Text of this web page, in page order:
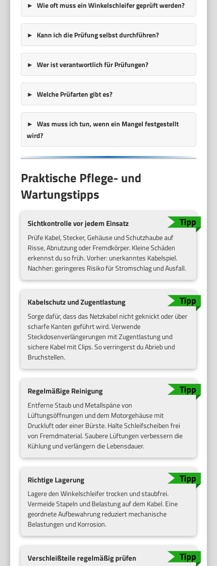
Wie oft muss ein Winkelschleifer geprüft werden?
Kann ich die Prüfung selbst durchführen?
Wer ist verantwortlich für Prüfungen?
Welche Prüfarten gibt es?
Was muss ich tun, wenn ein Mangel festgestellt
wird?
Praktische Pflege- und
Wartungstipps
Sichtkontrolle vor jedem Einsatz
Prüfe Kabel, Stecker, Gehäuse und Schutzhaube auf
Risse, Abnutzung oder Fremdkörper. Kleine Schäden
erkennst du so früh. Vorher: unerkanntes Kabelspiel.
Nachher: geringeres Risiko für Stromschlag und Ausfall.
Kabelschutz und Zugentlastung
Sorge dafür, dass das Netzkabel nicht geknickt oder über
scharfe Kanten geführt wird. Verwende
Steckdosenverlängerungen mit Zugentlastung und
sichere Kabel mit Clips. So verringerst du Abrieb und
Bruchstellen.
Regelmäßige Reinigung
Entferne Staub und Metallspäne von
Lüftungsöffnungen und dem Motorgehäuse mit
Druckluft oder einer Bürste. Halte Schleifscheiben frei
von Fremdmaterial. Saubere Lüftungen verbessern die
Kühlung und verlängern die Lebensdauer.
Richtige Lagerung
Lagere den Winkelschleifer trocken und staubfrei.
Vermeide Stapeln und Belastung auf dem Kabel. Eine
geordnete Aufbewahrung reduziert mechanische
Belastungen und Korrosion.
Verschleißteile regelmäßig prüfen